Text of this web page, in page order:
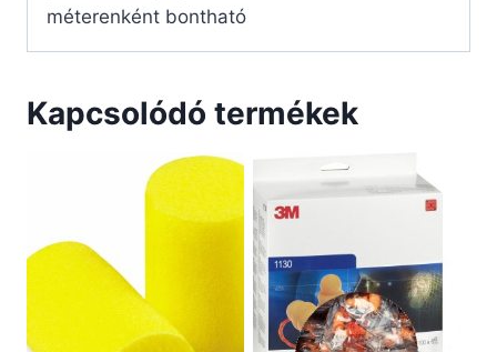
méterenként bontható
Kapcsolódó termékek